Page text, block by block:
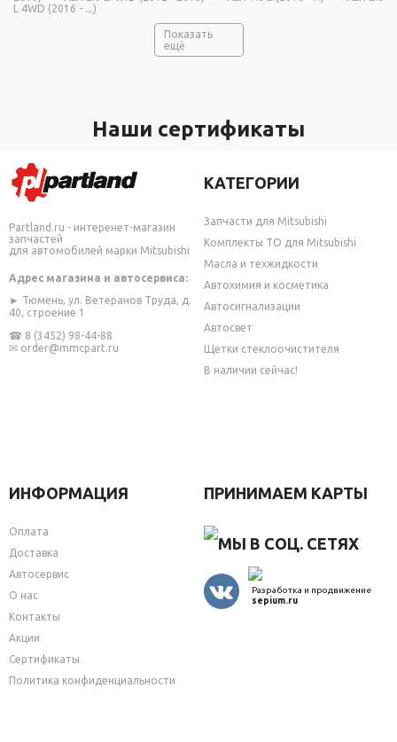
L 4WD (2016 - ...)
Показать
ещё
Наши сертификаты
Partland.ru - интеренет-магазин
запчастей
для автомобилей марки Mitsubishi
Адрес магазина и автосервиса:
► Тюмень, ул. Ветеранов Труда, д.
40, строение 1
☎ 8 (3452) 98-44-88
✉ order@mmcpart.ru
КАТЕГОРИИ
Запчасти для Mitsubishi
Комплекты ТО для Mitsubishi
Масла и техжидкости
Автохимия и косметика
Автосигнализации
Автосвет
Щетки стеклоочистителя
В наличии сейчас!
ИНФОРМАЦИЯ
Оплата
Доставка
Автосервис
О нас
Контакты
Акции
Сертификаты
Политика конфиденциальности
ПРИНИМАЕМ КАРТЫ
МЫ В СОЦ. СЕТЯХ
Разработка и продвижение
sepium.ru